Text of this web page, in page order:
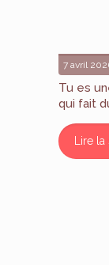
7 avril
Tu es
qui fait
Lire